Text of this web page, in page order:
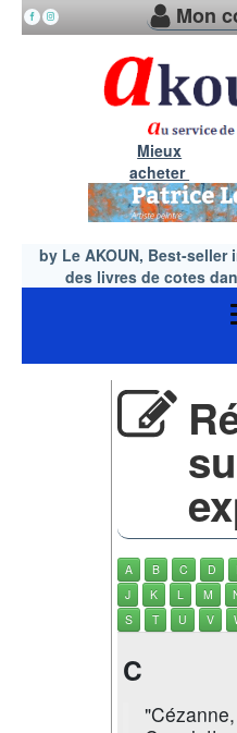
Mon
Mieux
acheter
by Le AKOUN, Best-
des livres de cotes
A B C D
J
K L M
S
T U V
C